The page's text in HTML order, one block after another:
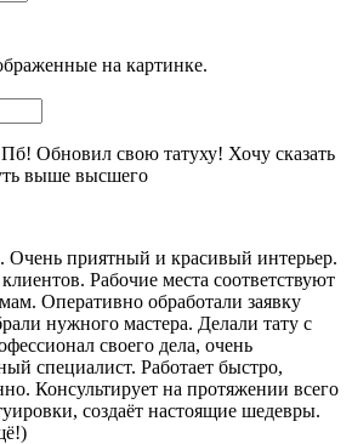
на картинке.
Обновил свою татуху! Хочу сказать
выше высшего
Очень приятный и красивый интерьер.
Рабочие места соответствуют
Оперативно обработали заявку
нужного мастера. Делали тату с
своего дела, очень
специалист. Работает быстро,
Консультирует на протяжении всего
создаёт настоящие шедевры.